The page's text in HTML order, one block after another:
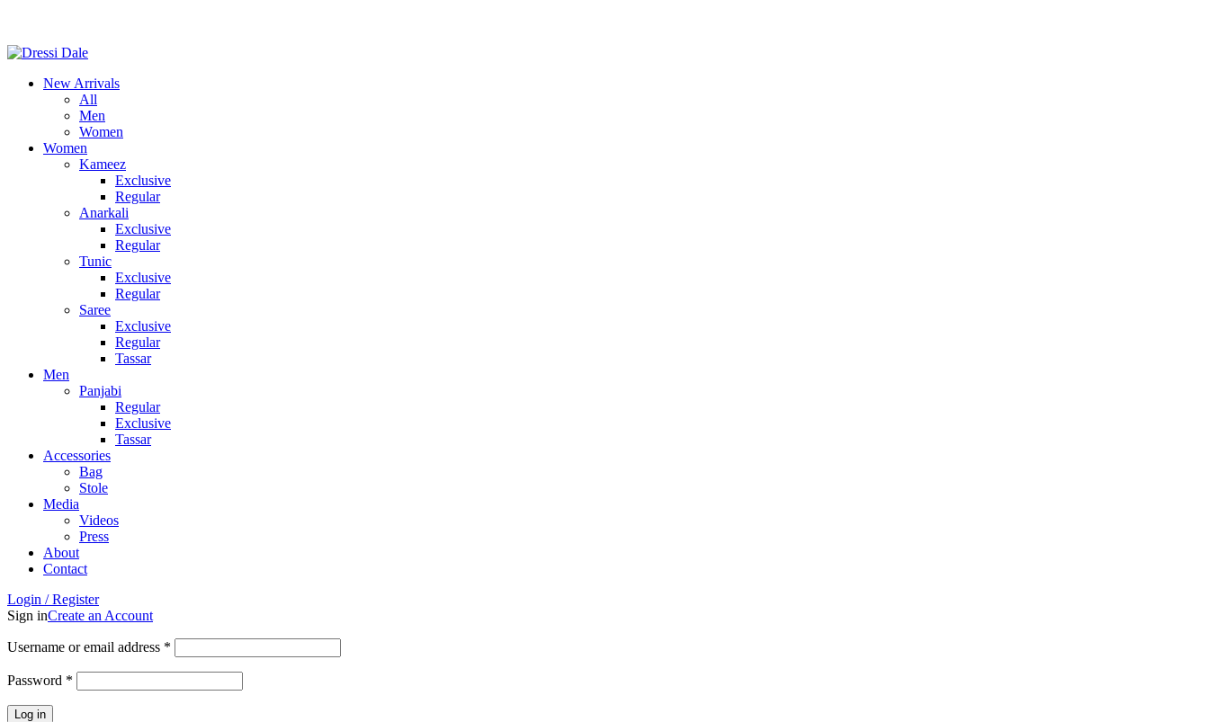
New Arrivals
All
Men
Women
Women
Kameez
Exclusive
Regular
Anarkali
Exclusive
Regular
Tunic
Exclusive
Regular
Saree
Exclusive
Regular
Tassar
Men
Panjabi
Regular
Exclusive
Tassar
Accessories
Bag
Stole
Media
Videos
Press
About
Contact
Login / Register
Sign inCreate an Account
Username or email address *
Password *
Log in